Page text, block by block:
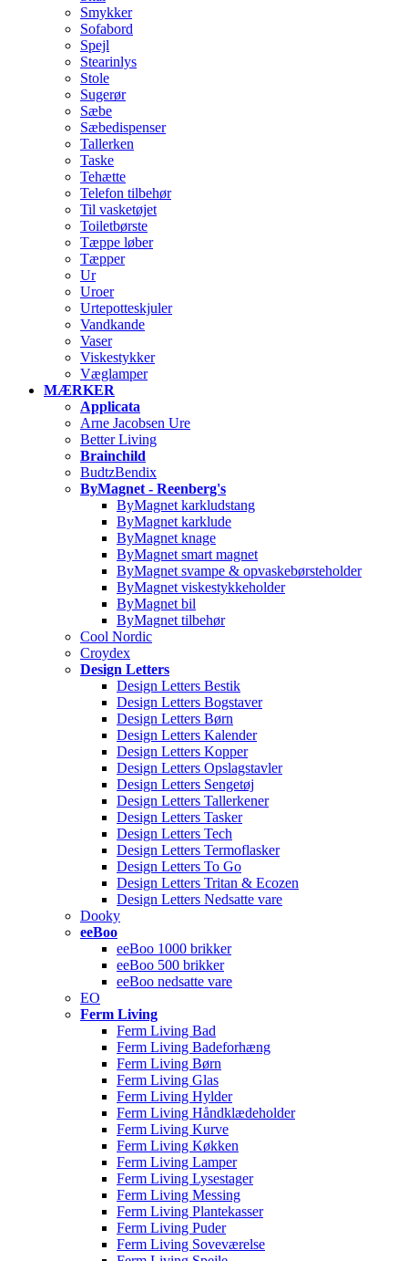
Smykker
Sofabord
Spejl
Stearinlys
Stole
Sugerør
Sæbe
Sæbedispenser
Tallerken
Taske
Tehætte
Telefon tilbehør
Til vasketøjet
Toiletbørste
Tæppe løber
Tæpper
Ur
Uroer
Urtepotteskjuler
Vandkande
Vaser
Viskestykker
Væglamper
MÆRKER
Applicata
Arne Jacobsen Ure
Better Living
Brainchild
BudtzBendix
ByMagnet - Reenberg's
ByMagnet karkludstang
ByMagnet karklude
ByMagnet knage
ByMagnet smart magnet
ByMagnet svampe & opvaskebørsteholder
ByMagnet viskestykkeholder
ByMagnet bil
ByMagnet tilbehør
Cool Nordic
Croydex
Design Letters
Design Letters Bestik
Design Letters Bogstaver
Design Letters Børn
Design Letters Kalender
Design Letters Kopper
Design Letters Opslagstavler
Design Letters Sengetøj
Design Letters Tallerkener
Design Letters Tasker
Design Letters Tech
Design Letters Termoflasker
Design Letters To Go
Design Letters Tritan & Ecozen
Design Letters Nedsatte vare
Dooky
eeBoo
eeBoo 1000 brikker
eeBoo 500 brikker
eeBoo nedsatte vare
EO
Ferm Living
Ferm Living Bad
Ferm Living Badeforhæng
Ferm Living Børn
Ferm Living Glas
Ferm Living Hylder
Ferm Living Håndklædeholder
Ferm Living Kurve
Ferm Living Køkken
Ferm Living Lamper
Ferm Living Lysestager
Ferm Living Messing
Ferm Living Plantekasser
Ferm Living Puder
Ferm Living Soveværelse